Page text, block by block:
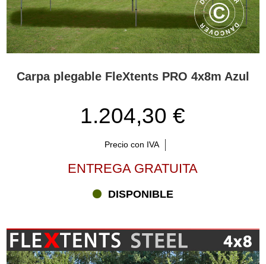
Carpa plegable FleXtents PRO 4x8m Azul
1.204,30 €
Precio con IVA
ENTREGA GRATUITA
DISPONIBLE